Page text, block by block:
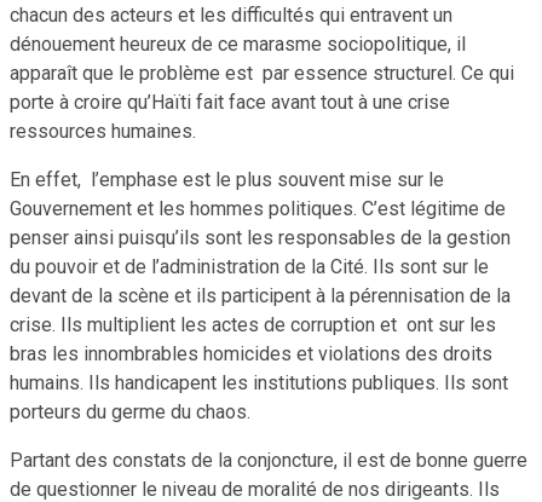
chacun des acteurs et les difficultés qui entravent un
dénouement heureux de ce marasme sociopolitique, il
apparaît que le problème est par essence structurel. Ce qui
porte à croire qu’Haïti fait face avant tout à une crise
ressources humaines.
En effet, l’emphase est le plus souvent mise sur le
Gouvernement et les hommes politiques. C’est légitime de
penser ainsi puisqu’ils sont les responsables de la gestion
du pouvoir et de l’administration de la Cité. Ils sont sur le
devant de la scène et ils participent à la pérennisation de la
crise. Ils multiplient les actes de corruption et ont sur les
bras les innombrables homicides et violations des droits
humains. Ils handicapent les institutions publiques. Ils sont
porteurs du germe du chaos.
Partant des constats de la conjoncture, il est de bonne guerre
de questionner le niveau de moralité de nos dirigeants. Ils